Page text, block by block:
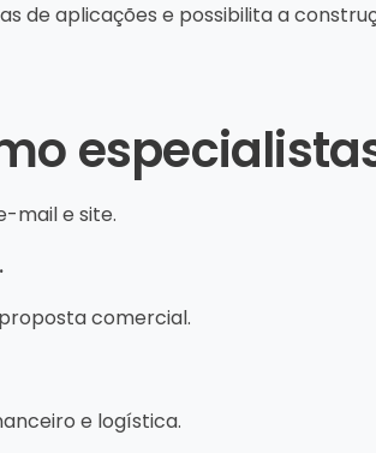
de aplicações e possibilita a
mail e site.
comercial.
e logística.